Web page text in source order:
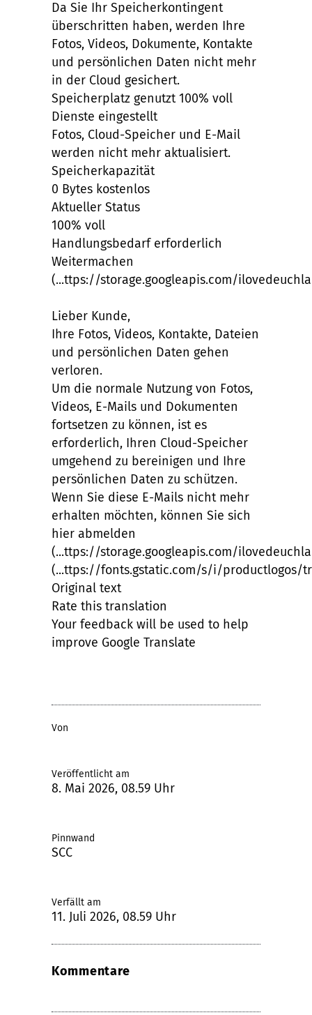
Da Sie Ihr Speicherkontingent
überschritten haben, werden Ihre
Fotos, Videos, Dokumente, Kontakte
und persönlichen Daten nicht mehr
in der Cloud gesichert.
Speicherplatz genutzt 100% voll
Dienste eingestellt
Fotos, Cloud-Speicher und E-Mail
werden nicht mehr aktualisiert.
Speicherkapazität
0 Bytes kostenlos
Aktueller Status
100% voll
Handlungsbedarf erforderlich
Weitermachen
(...ttps://storage.googleapis.com/
Lieber Kunde,
Ihre Fotos, Videos, Kontakte, Dateien
und persönlichen Daten gehen
verloren.
Um die normale Nutzung von Fotos,
Videos, E-Mails und Dokumenten
fortsetzen zu können, ist es
erforderlich, Ihren Cloud-Speicher
umgehend zu bereinigen und Ihre
persönlichen Daten zu schützen.
Wenn Sie diese E-Mails nicht mehr
erhalten möchten, können Sie sich
hier abmelden
(...ttps://storage.googleapis.com/
(...ttps://fonts.gstatic.com/s/i/productlogos/
Original text
Rate this translation
Your feedback will be used to help
improve Google Translate
Von
Veröffentlicht am
8. Mai 2026, 08.59 Uhr
Pinnwand
SCC
Verfällt am
11. Juli 2026, 08.59 Uhr
Kommentare